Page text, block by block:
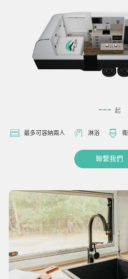
--- 起
最多可容納兩人 淋浴
聯繫我們